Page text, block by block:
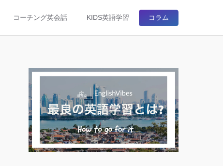
コーチング英会話 KIDS英語学習 コラム